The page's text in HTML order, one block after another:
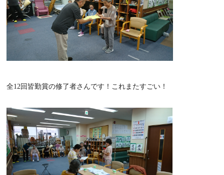
全12回皆勤賞の修了者さんです！これまたすごい！